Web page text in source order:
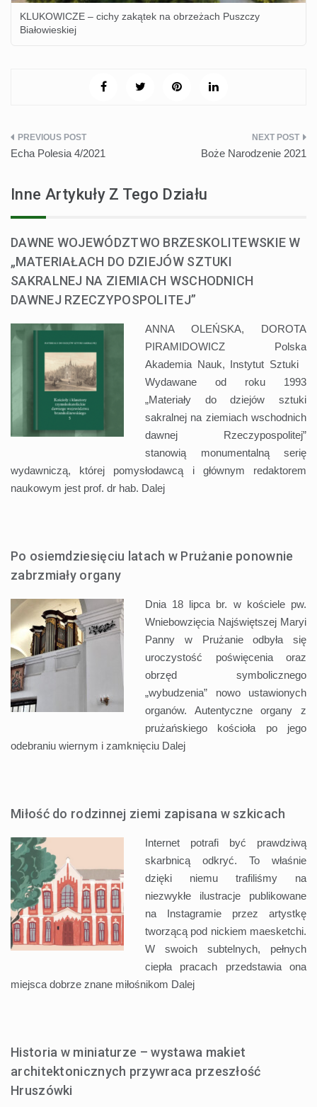
KLUKOWICZE – cichy zakątek na obrzeżach Puszczy
Białowieskiej
Nawigacja
Echa Polesia 4/2021 Boże Narodzenie 2021
Inne Artykuły Z Tego Działu
DAWNE WOJEWÓDZTWO BRZESKOLITEWSKIE W
„MATERIAŁACH DO DZIEJÓW SZTUKI
SAKRALNEJ NA ZIEMIACH WSCHODNICH
DAWNEJ RZECZYPOSPOLITEJ”
ANNA OLEŃSKA, DOROTA
PIRAMIDOWICZ Polska
Akademia Nauk, Instytut Sztuki
Wydawane od roku 1993
„Materiały do dziejów sztuki
sakralnej na ziemiach wschodnich
dawnej Rzeczypospolitej”
stanowią monumentalną serię
wydawniczą, której pomysłodawcą i głównym redaktorem
naukowym jest prof. dr hab. Dalej
Po osiemdziesięciu latach w Prużanie ponownie
zabrzmiały organy
Dnia 18 lipca br. w kościele pw.
Wniebowzięcia Najświętszej Maryi
Panny w Prużanie odbyła się
uroczystość poświęcenia oraz
obrzęd symbolicznego
„wybudzenia” nowo ustawionych
organów. Autentyczne organy z
prużańskiego kościoła po jego
odebraniu wiernym i zamknięciu Dalej
Miłość do rodzinnej ziemi zapisana w szkicach
Internet potrafi być prawdziwą
skarbnicą odkryć. To właśnie
dzięki niemu trafiliśmy na
niezwykłe ilustracje publikowane
na Instagramie przez artystkę
tworzącą pod nickiem maesketchi.
W swoich subtelnych, pełnych
ciepła pracach przedstawia ona
miejsca dobrze znane miłośnikom Dalej
Historia w miniaturze – wystawa makiet
architektonicznych przywraca przeszłość
Hruszówki